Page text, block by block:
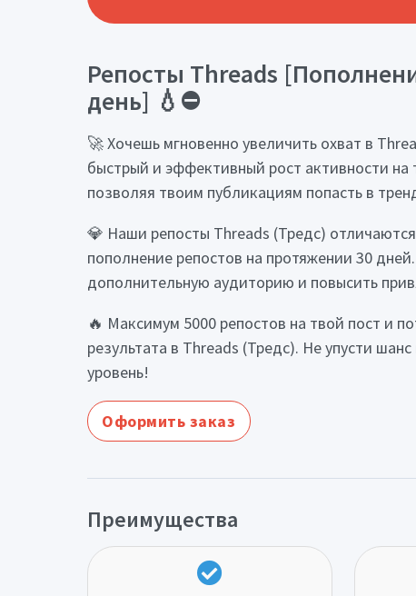
Репосты Threads
день] 💧⛔
🚀 Хочешь мгновенно увеличить охват в
быстрый и эффективный рост активности на
позволяя твоим публикациям попасть в
💎 Наши репосты Threads (Тредс)
пополнение репостов на протяжении 30
дополнительную аудиторию и повысить
🔥 Максимум 5000 репостов на твой пост и
результата в Threads (Тредс). Не упусти
уровень!
Оформить заказ
Преимущества